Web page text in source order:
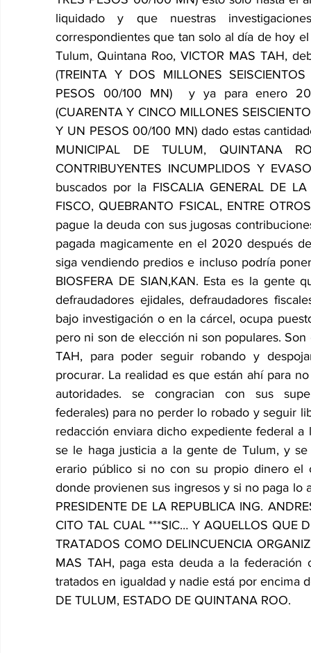
liquidado y que nuestras
correspondientes que tan solo al día de hoy
Tulum, Quintana Roo, VICTOR MAS TAH,
(TREINTA Y DOS MILLONES
PESOS 00/100 MN)  y ya para enero
(CUARENTA Y CINCO MILLONES
Y UN PESOS 00/100 MN) dado estas
MUNICIPAL DE TULUM, QUINTANA
CONTRIBUYENTES INCUMPLIDOS Y
buscados por la FISCALIA GENERAL DE
FISCO, QUEBRANTO FSICAL, ENTRE
pague la deuda con sus jugosas
pagada magicamente en el 2020 después
siga vendiendo predios e incluso podría
BIOSFERA DE SIAN,KAN. Esta es la gente
defraudadores ejidales, defraudadores
bajo investigación o en la cárcel, ocupa
pero ni son de elección ni son populares.
TAH, para poder seguir robando y
procurar. La realidad es que están ahí para
autoridades. se congracian con sus
federales) para no perder lo robado y seguir
redacción enviara dicho expediente federal a
se le haga justicia a la gente de Tulum, y
erario público si no con su propio dinero el
donde provienen sus ingresos y si no paga lo
PRESIDENTE DE LA REPUBLICA ING.
CITO TAL CUAL ***SIC… Y AQUELLOS QUE
TRATADOS COMO DELINCUENCIA
MAS TAH, paga esta deuda a la
tratados en igualdad y nadie está por encima
DE TULUM, ESTADO DE QUINTANA ROO.